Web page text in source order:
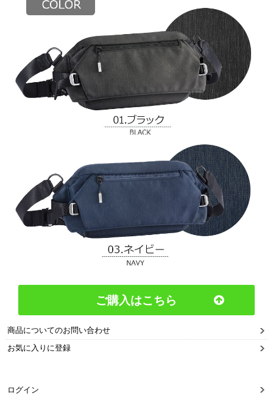
ご購入はこちら
商品についてのお問い合わせ
お気に入りに登録
ログイン